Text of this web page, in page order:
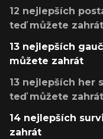
12 nejlepších
teď můžete zahrát
13 nejlepších
můžete zahrát
13 nejlepších her
teď můžete zahrát
14 nejlepších
zahrát